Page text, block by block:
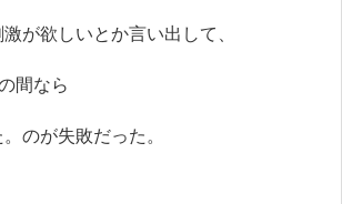
が欲しいとか言い出して、
間なら
のが失敗だった。